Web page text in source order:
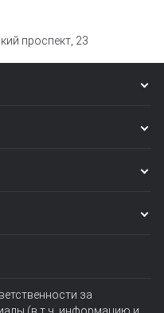
проспект, 23
за
(в т.ч. информацию и